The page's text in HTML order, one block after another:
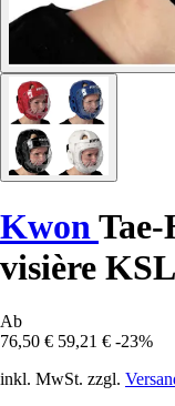
Kwon
visière KSL
Ab
76,50 € 59,21 € -23%
inkl. MwSt. zzgl.